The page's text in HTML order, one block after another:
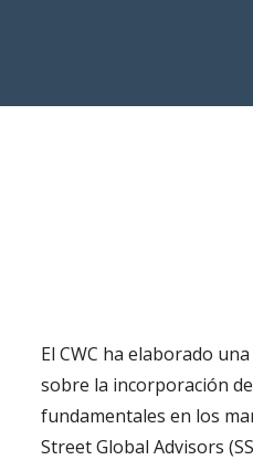
El CWC ha elaborado
sobre la incorporación
fundamentales en los
Street Global Advisors